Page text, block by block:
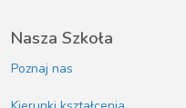
Nasza Szkoła
Poznaj nas